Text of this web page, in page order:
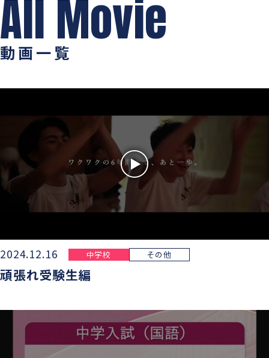
沿革・校歌
施設・設備
教科の特長
カリキュラム・シラバス
年間行事
制服紹介
部活動
豊山生の一日
生徒座談会
学校案内パンフレット
学則
教科の特長
カリキュラム・シラバス
特進コース
スポーツコース
年間行事
制服紹介
部活動
生徒座談会
学校案内パンフレット
キャリア教育
合格者インタビュー
進路新聞Compass
活躍するOB
動画一覧
2024.12.16 中学校 その他
頑張れ受験生編